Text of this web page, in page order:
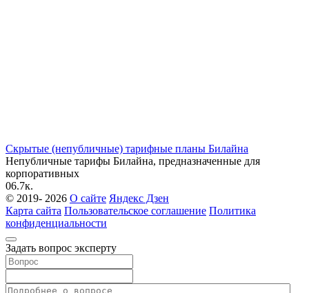
Скрытые (непубличные) тарифные планы Билайна
Непубличные тарифы Билайна, предназначенные для
корпоративных
06.7к.
© 2019- 2026 О сайте Яндекс Дзен
Карта сайта Пользовательское соглашение Политика
конфиденциальности
Задать вопрос эксперту